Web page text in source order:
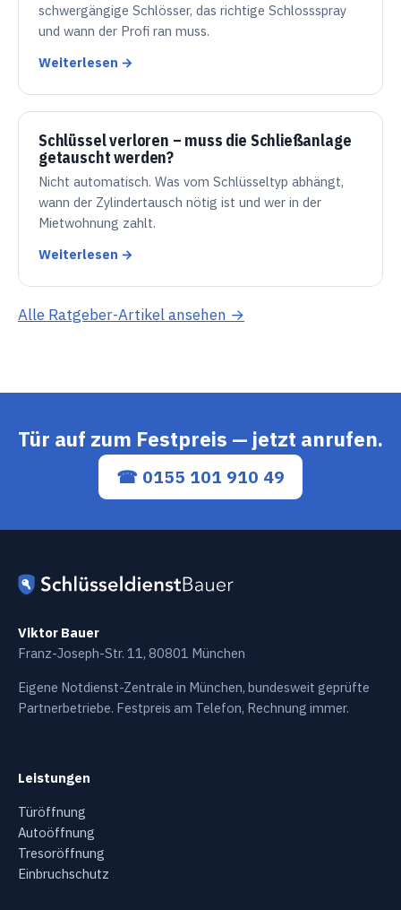
schwergängige Schlösser, das richtige Schlossspray
und wann der Profi ran muss.
Weiterlesen →
Schlüssel verloren – muss die Schließanlage
getauscht werden?
Nicht automatisch. Was vom Schlüsseltyp abhängt,
wann der Zylindertausch nötig ist und wer in der
Mietwohnung zahlt.
Weiterlesen →
Alle Ratgeber-Artikel ansehen →
Tür auf zum Festpreis — jetzt anrufen.
☎ 0155 101 910 49
Viktor Bauer
Franz-Joseph-Str. 11, 80801 München
Eigene Notdienst-Zentrale in München, bundesweit geprüfte
Partnerbetriebe. Festpreis am Telefon, Rechnung immer.
Leistungen
Türöffnung
Autoöffnung
Tresoröffnung
Einbruchschutz